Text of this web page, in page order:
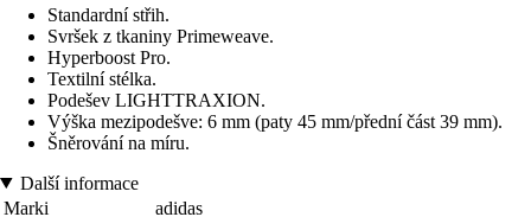
Standardní střih.
Svršek z tkaniny Primeweave.
Hyperboost Pro.
Textilní stélka.
Podešev LIGHTTRAXION.
Výška mezipodešve: 6 mm (paty 45 mm/přední část 39 mm).
Šněrování na míru.
Další informace
Marki
adidas